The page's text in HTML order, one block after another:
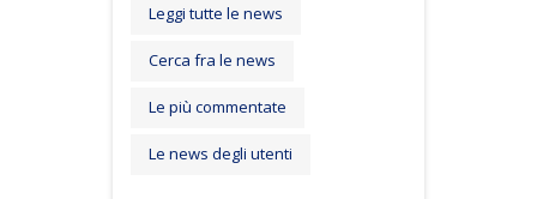
Leggi tutte le news
Cerca fra le news
Le più commentate
Le news degli utenti